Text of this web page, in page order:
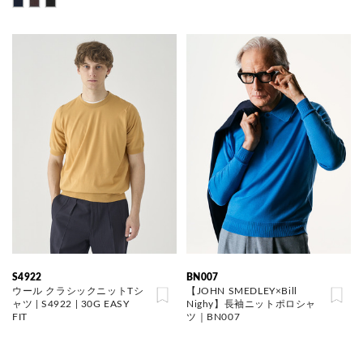
S4922
ウール クラシックニットTシ
ャツ | S4922 | 30G EASY
FIT
BN007
【JOHN SMEDLEY×Bill
Nighy】長袖ニットポロシャ
ツ｜BN007